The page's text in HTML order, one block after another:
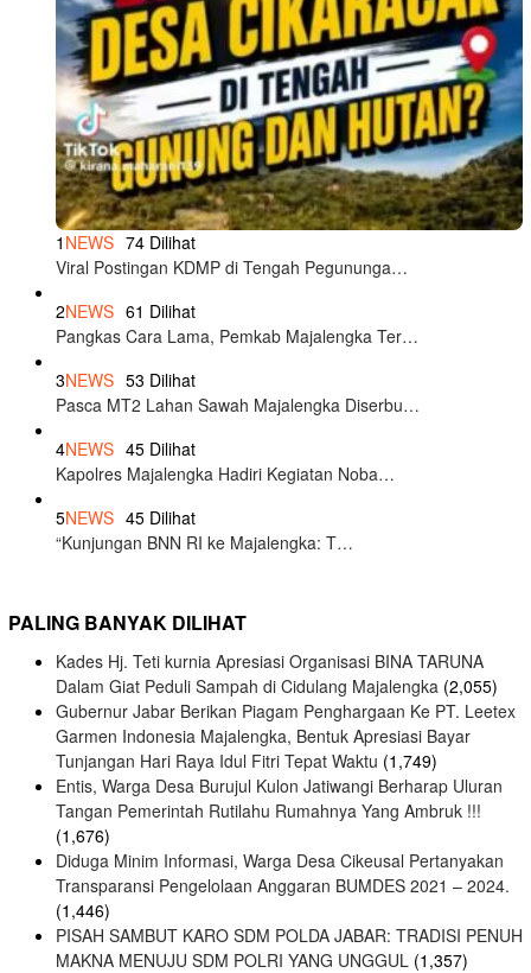
1 NEWS 74 Dilihat
Viral Postingan KDMP di Tengah Pegununga…
2NEWS 61 Dilihat
Pangkas Cara Lama, Pemkab Majalengka Ter…
3NEWS 53 Dilihat
Pasca MT2 Lahan Sawah Majalengka Diserbu…
4NEWS 45 Dilihat
Kapolres Majalengka Hadiri Kegiatan Noba…
5NEWS 45 Dilihat
“Kunjungan BNN RI ke Majalengka: T…
PALING BANYAK DILIHAT
Kades Hj. Teti kurnia Apresiasi Organisasi BINA TARUNA
Dalam Giat Peduli Sampah di Cidulang Majalengka (2,055)
Gubernur Jabar Berikan Piagam Penghargaan Ke PT. Leetex
Garmen Indonesia Majalengka, Bentuk Apresiasi Bayar
Tunjangan Hari Raya Idul Fitri Tepat Waktu (1,749)
Entis, Warga Desa Burujul Kulon Jatiwangi Berharap Uluran
Tangan Pemerintah Rutilahu Rumahnya Yang Ambruk !!!
(1,676)
Diduga Minim Informasi, Warga Desa Cikeusal Pertanyakan
Transparansi Pengelolaan Anggaran BUMDES 2021 – 2024.
(1,446)
PISAH SAMBUT KARO SDM POLDA JABAR: TRADISI PENUH
MAKNA MENUJU SDM POLRI YANG UNGGUL (1,357)